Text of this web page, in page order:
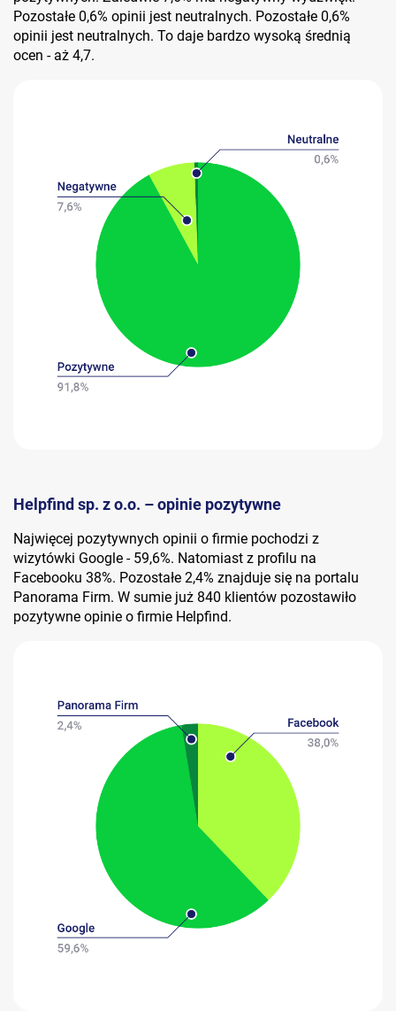
Pozostałe 0,6% opinii jest neutralnych. Pozostałe 0,6%
opinii jest neutralnych. To daje bardzo wysoką średnią
ocen - aż 4,7.
Helpfind sp. z o.o. – opinie pozytywne
Najwięcej pozytywnych opinii o firmie pochodzi z
wizytówki Google - 59,6%. Natomiast z profilu na
Facebooku 38%. Pozostałe 2,4% znajduje się na portalu
Panorama Firm. W sumie już 840 klientów pozostawiło
pozytywne opinie o firmie Helpfind.